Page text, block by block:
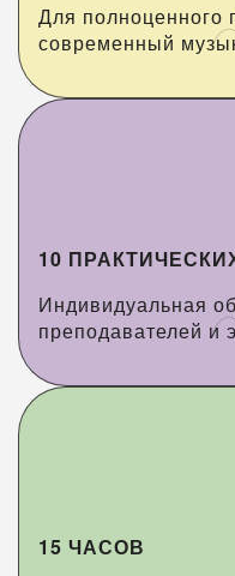
Для полноценного
современный
10
Индивидуальная
преподавателей и
15 ЧАСОВ